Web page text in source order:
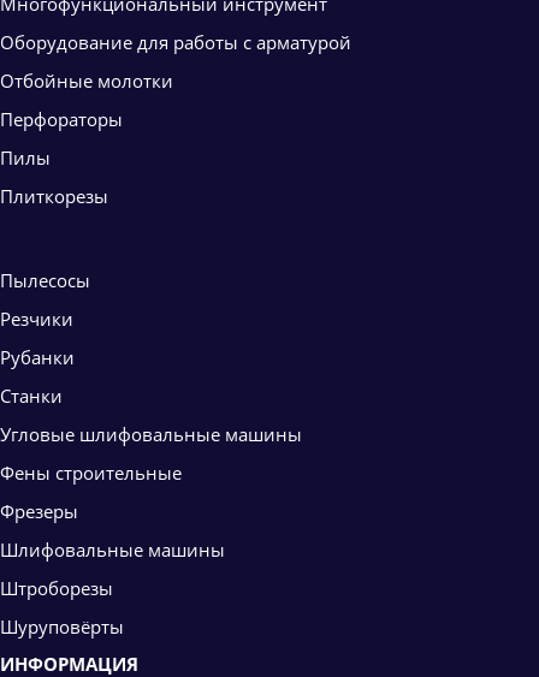
Оборудование для работы с арматурой
Отбойные молотки
Перфораторы
Пилы
Плиткорезы
Пылесосы
Резчики
Рубанки
Станки
Угловые шлифовальные машины
Фены строительные
Фрезеры
Шлифовальные машины
Штроборезы
Шуруповёрты
ИНФОРМАЦИЯ